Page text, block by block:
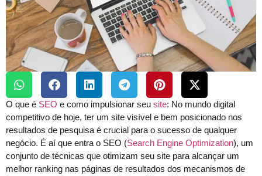
O que é SEO e como impulsionar seu site: No mundo digital
competitivo de hoje, ter um site visível e bem posicionado nos
resultados de pesquisa é crucial para o sucesso de qualquer
negócio. É aí que entra o SEO (Search Engine Optimization), um
conjunto de técnicas que otimizam seu site para alcançar um
melhor ranking nas páginas de resultados dos mecanismos de